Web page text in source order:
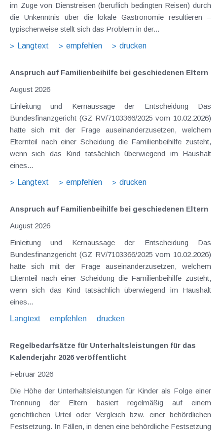
im Zuge von Dienstreisen (beruflich bedingten Reisen) durch
die Unkenntnis über die lokale Gastronomie resultieren –
typischerweise stellt sich das Problem in der...
Langtext
empfehlen drucken
Anspruch auf Familienbeihilfe bei geschiedenen Eltern
August 2026
Einleitung und Kernaussage der Entscheidung Das
Bundesfinanzgericht (GZ RV/7103366/2025 vom 10.02.2026)
hatte sich mit der Frage auseinanderzusetzen, welchem
Elternteil nach einer Scheidung die Familienbeihilfe zusteht,
wenn sich das Kind tatsächlich überwiegend im Haushalt
eines...
Langtext
empfehlen drucken
Anspruch auf Familienbeihilfe bei geschiedenen Eltern
August 2026
Einleitung und Kernaussage der Entscheidung Das
Bundesfinanzgericht (GZ RV/7103366/2025 vom 10.02.2026)
hatte sich mit der Frage auseinanderzusetzen, welchem
Elternteil nach einer Scheidung die Familienbeihilfe zusteht,
wenn sich das Kind tatsächlich überwiegend im Haushalt
eines...
Langtext
empfehlen drucken
Regelbedarfsätze für Unterhaltsleistungen für das
Kalenderjahr 2026 veröffentlicht
Februar 2026
Die Höhe der Unterhaltsleistungen für Kinder als Folge einer
Trennung der Eltern basiert regelmäßig auf einem
gerichtlichen Urteil oder Vergleich bzw. einer behördlichen
Festsetzung. In Fällen, in denen eine behördliche Festsetzung